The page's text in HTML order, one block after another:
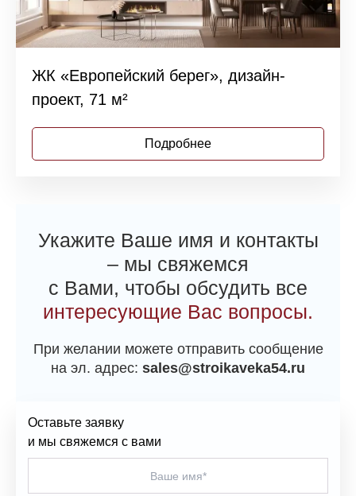
ЖК «Европейский берег», дизайн-
проект, 71 м²
Подробнее
Укажите Ваше имя и контакты
– мы свяжемся
с Вами, чтобы обсудить все
интересующие Вас вопросы.
При желании можете отправить сообщение
на эл. адрес: sales@stroikaveka54.ru
Оставьте заявку
и мы свяжемся с вами